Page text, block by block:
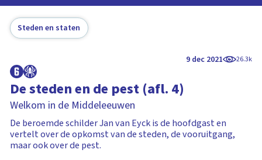
Steden en staten
9 dec 2021 26.3k
De steden en de pest (afl. 4)
Welkom in de Middeleeuwen
De beroemde schilder Jan van Eyck is de hoofdgast en
vertelt over de opkomst van de steden, de vooruitgang,
maar ook over de pest.